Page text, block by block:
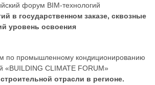
форум BIM-технологий
в государственном заказе, сквозные
уровень освоения
по промышленному кондиционированию
«BUILDING CLIMATE FORUM»
отрасли в регионе.